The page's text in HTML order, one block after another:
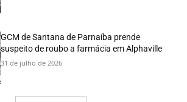
GCM de Santana de Parnaíba prende
suspeito de roubo a farmácia em Alphaville
31 de julho de 2026